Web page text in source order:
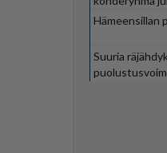
Hämeensillan
Suuria